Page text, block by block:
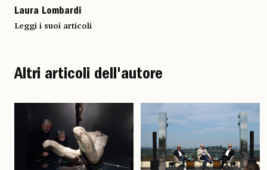
Laura Lombardi
Leggi i suoi articoli
Altri articoli dell'autore